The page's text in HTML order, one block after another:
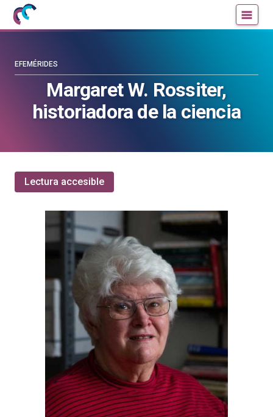
Mujeres
con
la
blog
la
Margaret W. Rossiter,
historiadora de la ciencia
EFEMÉRIDES
Lectura accesible